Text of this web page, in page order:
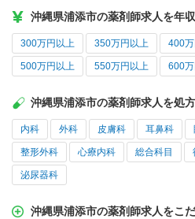
沖縄県浦添市の薬剤師求人を年
300万円以上 350万円以上 400
500万円以上 550万円以上 600
沖縄県浦添市の薬剤師求人を処
内科 外科 皮膚科 耳鼻科
整形外科 心療内科 総合科目
泌尿器科
沖縄県浦添市の薬剤師求人をこ